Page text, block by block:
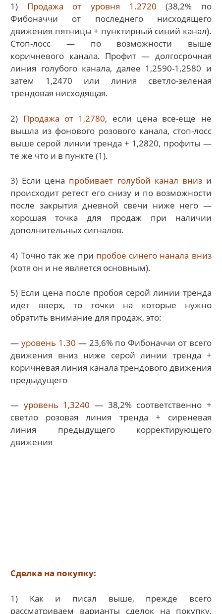
1) Продажа от уровня 1.2720 (38,2% по
Фибоначчи от последнего нисходящего
движения пятницы + пунктирный синий канал).
Стоп-лосс — по возможности выше
коричневого канала. Профит — долгосрочная
линия голубого канала, далее 1,2590-1,2580 и
затем 1,2470 или линия светло-зеленая
трендовая нисходящая.
2) Продажа от 1,2780, если цена все-еще не
вышла из фонового розового канала, стоп-лосс
выше серой линии тренда + 1,2820, профиты —
те же что и в пункте (1).
3) Если цена пробивает голубой канал внизи
происходит ретест его снизу и по возможности
после закрытия дневной свечи ниже него —
хорошая точка для продаж при наличии
дополнительных сигналов.
4) Точно так же при пробое синего нанала вниз
(хотя он и не является основным).
5) Если цена после пробоя серой линии тренда
идет вверх, то точки на которые нужно
обратить внимание для продаж, это:
—уровень 1.30 — 23,6% по Фибоначчи от всего
движения вниз ниже серой линии тренда +
коричневая линия канала трендового движения
предыдущего
— уровень 1,3240 — 38,2% соответственно +
светло розовая линия тренда + сиреневая
линия предыдущего корректирующего
движения
Сделка на покупку:
1) Как и писал выше, прежде всего
рассматриваем варианты сделок на покупку,